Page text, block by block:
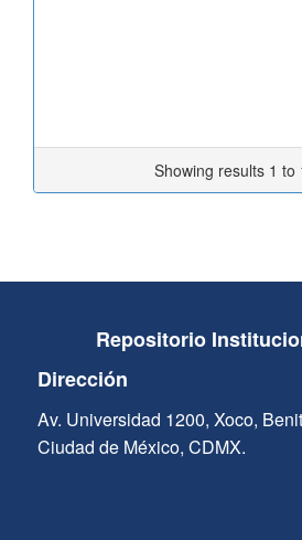
Showing results 1 to
Repositorio
Dirección
Av. Universidad 1200, Xoco,
Ciudad de México, CDMX.